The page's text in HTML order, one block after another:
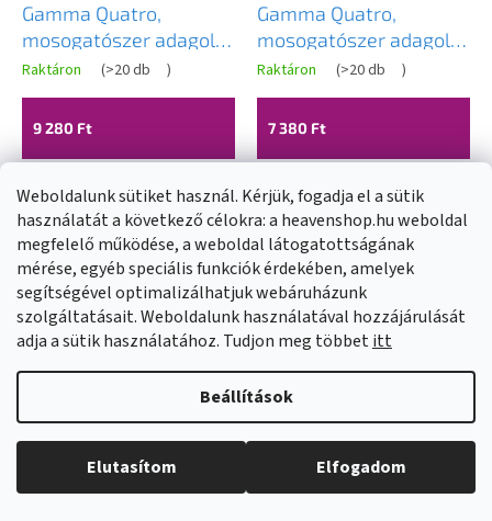
Weboldalunk sütiket használ. Kérjük, fogadja el a sütik
használatát a következő célokra: a heavenshop.hu weboldal
megfelelő működése, a weboldal látogatottságának
mérése, egyéb speciális funkciók érdekében, amelyek
segítségével optimalizálhatjuk webáruházunk
szolgáltatásait. Weboldalunk használatával hozzájárulását
adja a sütik használatához. Tudjon meg többetitt
Beállítások
Elutasítom Elfogadom
Gamma Quatro,
mosogatószer adagoló
mosogatóhoz 300ml,
grafit, GMA-DOK-GM
Raktáron (>20 db )
9 280 Ft
KOSÁRBA
Gamma Quatro,
mosogatószer adagoló
mosogatóhoz 300ml,
fekete pettyes, GMA-
DOK-BP
Raktáron (>20 db )
7 380 Ft
KOSÁRBA
Gamma Quatro,
Gamma Quatro,